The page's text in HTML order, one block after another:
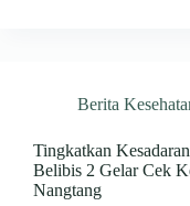
Berita
Tingkatkan
Belibis 2 Gelar Cek
Nangtang